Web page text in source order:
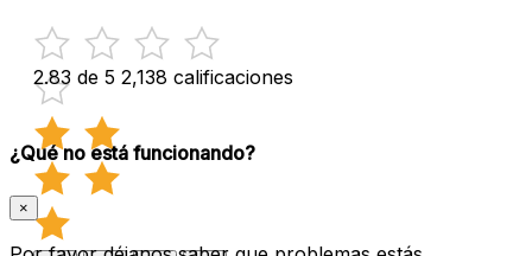
2.83 de 5 2,138 calificaciones
¿Qué no está funcionando?
×